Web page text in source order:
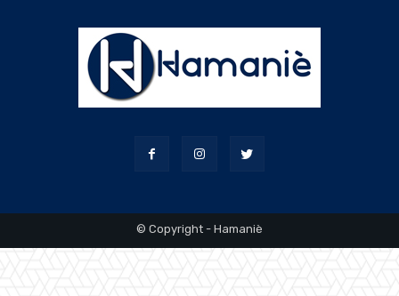
© Copyright - Hamaniè